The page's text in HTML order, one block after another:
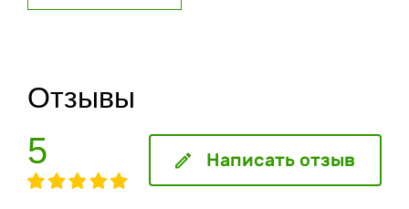
Отзывы
5 Написать отзыв